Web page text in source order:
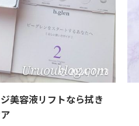
2024/7/13
美容液リフトなら拭き